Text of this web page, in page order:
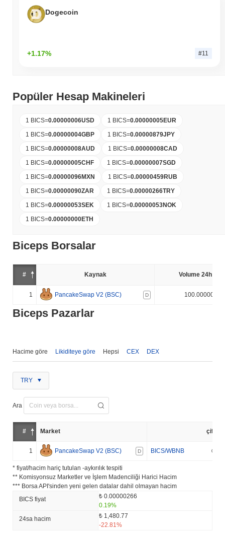
Dogecoin
+1.17% #11
Popüler Hesap Makineleri
1 BICS=0.00000006USD 1 BICS=0.00000005EUR
1 BICS=0.00000004GBP 1 BICS=0.00000879JPY
1 BICS=0.00000008AUD 1 BICS=0.00000008CAD
1 BICS=0.00000005CHF 1 BICS=0.00000007SGD
1 BICS=0.00000096MXN 1 BICS=0.00000459RUB
1 BICS=0.00000090ZAR 1 BICS=0.00000266TRY
1 BICS=0.00000053SEK 1 BICS=0.00000053NOK
1 BICS=0.00000000ETH
Biceps Borsalar
# Kaynak Volume 24h (%)
1 PancakeSwap V2 (BSC) D 100.000000%
Biceps Pazarlar
Hacime göre Likiditeye göre Hepsi CEX DEX
TRY
Ara
# Market çift
1 PancakeSwap V2 (BSC) D BICS/WBNB
* fiyat/hacim hariç tutulan -aykırılık tespiti
** Komisyonsuz Marketler ve İşlem Madenciliği Harici Hacim
*** Borsa API'sinden yeni gelen datalar dahil olmayan hacim
BICS fiyat
₺ 0.00000266
0.19%
24sa hacim
₺ 1,480.77
-22.81%